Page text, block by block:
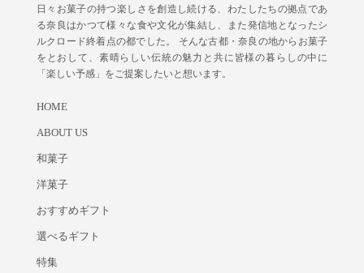
日々お菓子の持つ楽しさを創造し続ける、わたしたちの拠点であ
る奈良はかつて様々な食や文化が集結し、また発信地となったシ
ルクロード終着点の都でした。 そんな古都・奈良の地からお菓子
をとおして、素晴らしい伝統の魅力と共に皆様の暮らしの中に
「楽しい予感」をご提案したいと想います。
HOME
ABOUT US
和菓子
洋菓子
おすすめギフト
選べるギフト
特集